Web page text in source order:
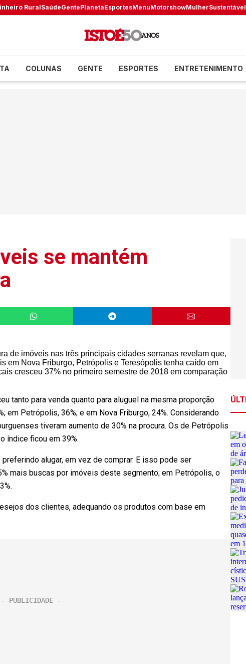
RuralSaúdeGentePlanetaEsportesMenuMotorshowMulherSustentável
COLUNAS GENTE ESPORTES ENTRETENIMENTO
se mantém
de imóveis nas três principais cidades serranas revelam que,
em Nova Friburgo, Petrópolis e Teresópolis tenha caído em
cresceu 37% no primeiro semestre de 2018 em comparação
tanto para venda quanto para aluguel na mesma proporção
em Petrópolis, 36%; e em Nova Friburgo, 24%. Considerando
tiveram aumento de 30% na procura. Os de Petrópolis
índice ficou em 39%.
alugar, em vez de comprar. E isso pode ser
mais buscas por imóveis deste segmento; em Petrópolis, o
dos clientes, adequando os produtos com base em